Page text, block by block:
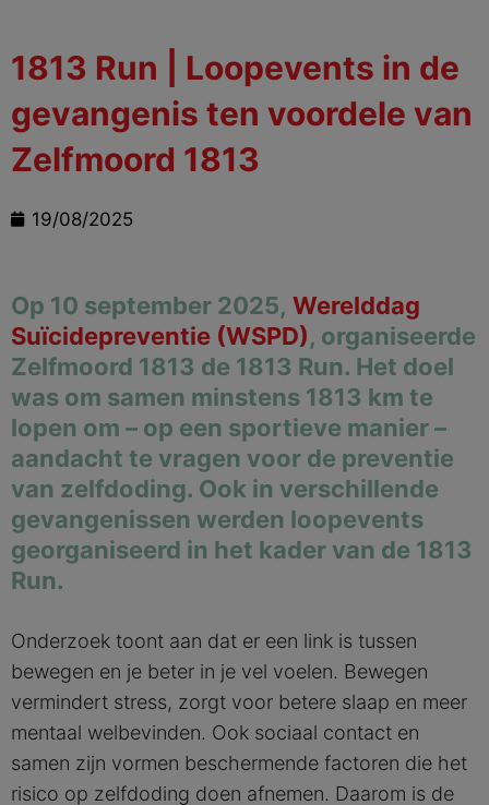
1813 Run | Loopevents in de
gevangenis ten voordele van
Zelfmoord 1813
19/08/2025
Op 10 september 2025, Werelddag
Suïcidepreventie (WSPD), organiseerde
Zelfmoord 1813 de 1813 Run. Het doel
was om samen minstens 1813 km te
lopen om – op een sportieve manier –
aandacht te vragen voor de preventie
van zelfdoding. Ook in verschillende
gevangenissen werden loopevents
georganiseerd in het kader van de 1813
Run.
Onderzoek toont aan dat er een link is tussen
bewegen en je beter in je vel voelen. Bewegen
vermindert stress, zorgt voor betere slaap en meer
mentaal welbevinden. Ook sociaal contact en
samen zijn vormen beschermende factoren die het
risico op zelfdoding doen afnemen. Daarom is de